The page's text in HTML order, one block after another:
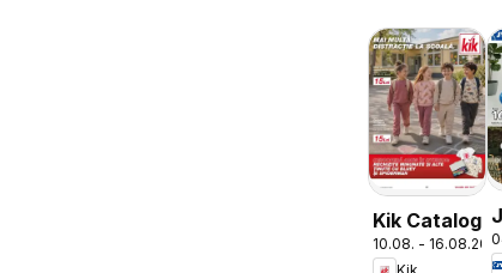
Kik Catalog
10.08. -